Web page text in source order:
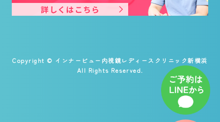
Copyright © インナービュー内視鏡レディースクリニック新横浜
All Rights Reserved.